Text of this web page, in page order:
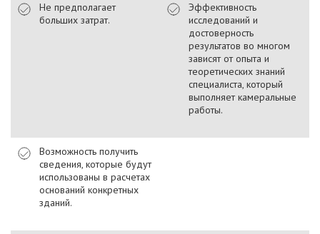
Не предполагает
больших затрат.
Эффективность
исследований и
достоверность
результатов во многом
зависят от опыта и
теоретических знаний
специалиста, который
выполняет камеральные
работы.
Возможность получить
сведения, которые будут
использованы в расчетах
оснований конкретных
зданий.